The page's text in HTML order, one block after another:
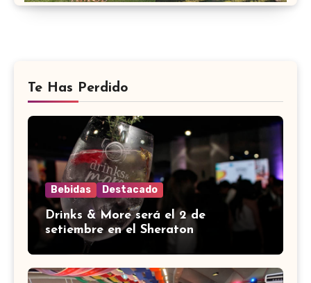
Te Has Perdido
Bebidas Destacado
Drinks & More será el 2 de
setiembre en el Sheraton